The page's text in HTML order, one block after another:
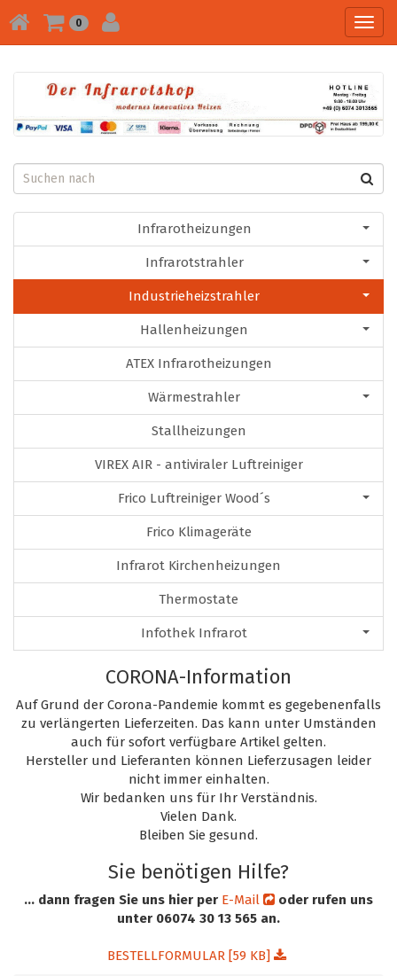
0
Infrarotheizungen
Infrarotstrahler
Industrieheizstrahler
Hallenheizungen
ATEX Infrarotheizungen
Wärmestrahler
Stallheizungen
VIREX AIR - antiviraler Luftreiniger
Frico Luftreiniger Wood´s
Frico Klimageräte
Infrarot Kirchenheizungen
Thermostate
Infothek Infrarot
CORONA-Information
Auf Grund der Corona-Pandemie kommt es gegebenenfalls
zu verlängerten Lieferzeiten. Das kann unter Umständen
auch für sofort verfügbare Artikel gelten.
Hersteller und Lieferanten können Lieferzusagen leider
nicht immer einhalten.
Wir bedanken uns für Ihr Verständnis.
Vielen Dank.
Bleiben Sie gesund.
Sie benötigen Hilfe?
... dann fragen Sie uns hier per E-Mail
oder rufen uns
unter 06074 30 13 565 an.
BESTELLFORMULAR [59 KB]